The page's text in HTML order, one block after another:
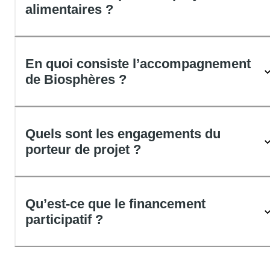
alimentaires ?
En quoi consiste l’accompagnement
de Biosphères ?
Quels sont les engagements du
porteur de projet ?
Qu’est-ce que le financement
participatif ?